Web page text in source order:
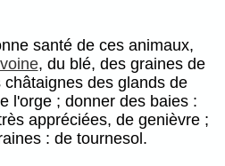
santé de ces animaux,
, du blé, des graines de
des glands de
l'orge ; donner des baies :
appréciées, de genièvre ;
: de tournesol.